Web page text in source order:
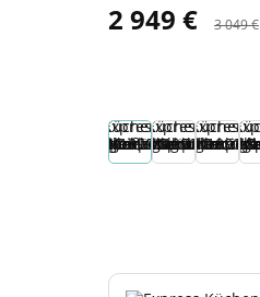
2 949 € 3 049 €